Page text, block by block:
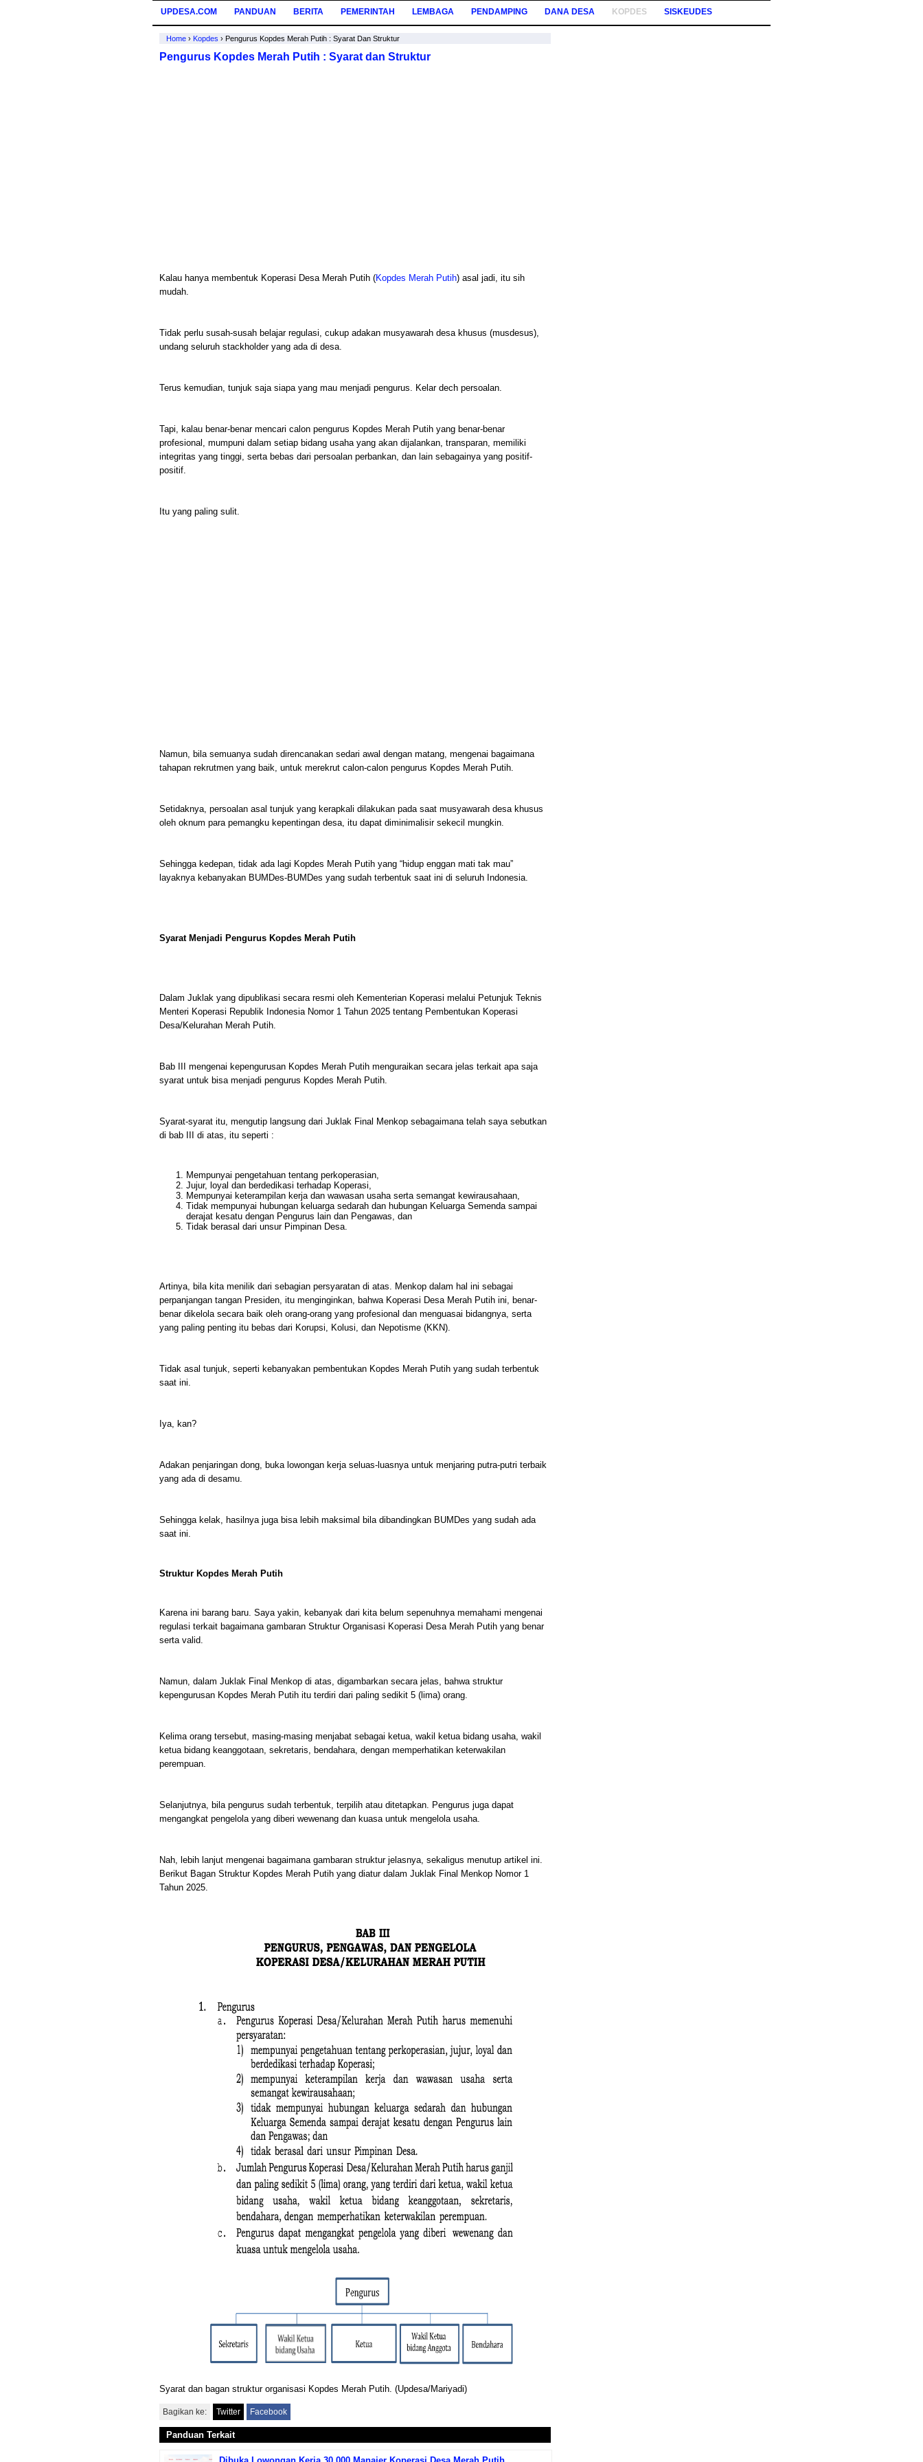
UPDESA.COM PANDUAN BERITA PEMERINTAH LEMBAGA PENDAMPING DANA DESA KOPDES SISKEUDES
Home › Kopdes › Pengurus Kopdes Merah Putih : Syarat Dan Struktur
Pengurus Kopdes Merah Putih : Syarat dan Struktur
Kalau hanya membentuk Koperasi Desa Merah Putih (Kopdes Merah Putih) asal jadi, itu sih
mudah.
Tidak perlu susah-susah belajar regulasi, cukup adakan musyawarah desa khusus (musdesus),
undang seluruh stackholder yang ada di desa.
Terus kemudian, tunjuk saja siapa yang mau menjadi pengurus. Kelar dech persoalan.
Tapi, kalau benar-benar mencari calon pengurus Kopdes Merah Putih yang benar-benar
profesional, mumpuni dalam setiap bidang usaha yang akan dijalankan, transparan, memiliki
integritas yang tinggi, serta bebas dari persoalan perbankan, dan lain sebagainya yang positif-
positif.
Itu yang paling sulit.
Namun, bila semuanya sudah direncanakan sedari awal dengan matang, mengenai bagaimana
tahapan rekrutmen yang baik, untuk merekrut calon-calon pengurus Kopdes Merah Putih.
Setidaknya, persoalan asal tunjuk yang kerapkali dilakukan pada saat musyawarah desa khusus
oleh oknum para pemangku kepentingan desa, itu dapat diminimalisir sekecil mungkin.
Sehingga kedepan, tidak ada lagi Kopdes Merah Putih yang “hidup enggan mati tak mau”
layaknya kebanyakan BUMDes-BUMDes yang sudah terbentuk saat ini di seluruh Indonesia.
Syarat Menjadi Pengurus Kopdes Merah Putih
Dalam Juklak yang dipublikasi secara resmi oleh Kementerian Koperasi melalui Petunjuk Teknis
Menteri Koperasi Republik Indonesia Nomor 1 Tahun 2025 tentang Pembentukan Koperasi
Desa/Kelurahan Merah Putih.
Bab III mengenai kepengurusan Kopdes Merah Putih menguraikan secara jelas terkait apa saja
syarat untuk bisa menjadi pengurus Kopdes Merah Putih.
Syarat-syarat itu, mengutip langsung dari Juklak Final Menkop sebagaimana telah saya sebutkan
di bab III di atas, itu seperti :
Mempunyai pengetahuan tentang perkoperasian,
Jujur, loyal dan berdedikasi terhadap Koperasi,
Mempunyai keterampilan kerja dan wawasan usaha serta semangat kewirausahaan,
Tidak mempunyai hubungan keluarga sedarah dan hubungan Keluarga Semenda sampai
derajat kesatu dengan Pengurus lain dan Pengawas, dan
Tidak berasal dari unsur Pimpinan Desa.
Artinya, bila kita menilik dari sebagian persyaratan di atas. Menkop dalam hal ini sebagai
perpanjangan tangan Presiden, itu menginginkan, bahwa Koperasi Desa Merah Putih ini, benar-
benar dikelola secara baik oleh orang-orang yang profesional dan menguasai bidangnya, serta
yang paling penting itu bebas dari Korupsi, Kolusi, dan Nepotisme (KKN).
Tidak asal tunjuk, seperti kebanyakan pembentukan Kopdes Merah Putih yang sudah terbentuk
saat ini.
Iya, kan?
Adakan penjaringan dong, buka lowongan kerja seluas-luasnya untuk menjaring putra-putri terbaik
yang ada di desamu.
Sehingga kelak, hasilnya juga bisa lebih maksimal bila dibandingkan BUMDes yang sudah ada
saat ini.
Struktur Kopdes Merah Putih
Karena ini barang baru. Saya yakin, kebanyak dari kita belum sepenuhnya memahami mengenai
regulasi terkait bagaimana gambaran Struktur Organisasi Koperasi Desa Merah Putih yang benar
serta valid.
Namun, dalam Juklak Final Menkop di atas, digambarkan secara jelas, bahwa struktur
kepengurusan Kopdes Merah Putih itu terdiri dari paling sedikit 5 (lima) orang.
Kelima orang tersebut, masing-masing menjabat sebagai ketua, wakil ketua bidang usaha, wakil
ketua bidang keanggotaan, sekretaris, bendahara, dengan memperhatikan keterwakilan
perempuan.
Selanjutnya, bila pengurus sudah terbentuk, terpilih atau ditetapkan. Pengurus juga dapat
mengangkat pengelola yang diberi wewenang dan kuasa untuk mengelola usaha.
Nah, lebih lanjut mengenai bagaimana gambaran struktur jelasnya, sekaligus menutup artikel ini.
Berikut Bagan Struktur Kopdes Merah Putih yang diatur dalam Juklak Final Menkop Nomor 1
Tahun 2025.
Syarat dan bagan struktur organisasi Kopdes Merah Putih. (Updesa/Mariyadi)
Bagikan ke: Twitter Facebook
Panduan Terkait